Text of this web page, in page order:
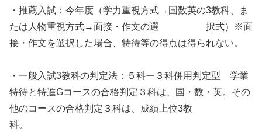
・推薦入試：今年度（学力重視方式→国数英の3教科、ま
たは人物重視方式→面接・作文の選 択式）※面
接・作文を選択した場合、特待等の得点は得られない。
・一般入試3教科の判定法：５科ー３科併用判定型 学業
特待と特進Gコースの合格判定３科は、国・数・英。その
他のコースの合格判定３科は、成績上位3教
科。